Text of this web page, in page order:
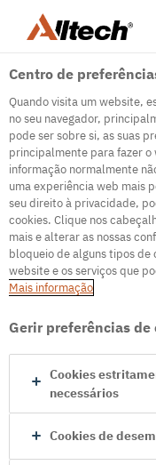
500
Servidor de
Parece que
técnicos. Tente
inicial
Ir para a página
Centro de
Quando visita um website,
no seu navegador,
pode ser sobre si, as suas
principalmente para fazer o
informação normalmente
uma experiência web mais
seu direito à privacidade,
cookies. Clique nos
mais e alterar as nossas
bloqueio de alguns tipos de
website e os serviços que
Mais informação
Gerir preferências de
Cookies
necessários
Cookies de